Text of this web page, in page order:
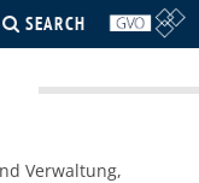
SEARCH
Verwaltung,